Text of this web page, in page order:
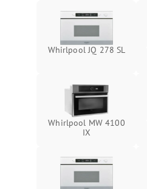
Whirlpool JQ 278 SL
Whirlpool MW 4100
IX